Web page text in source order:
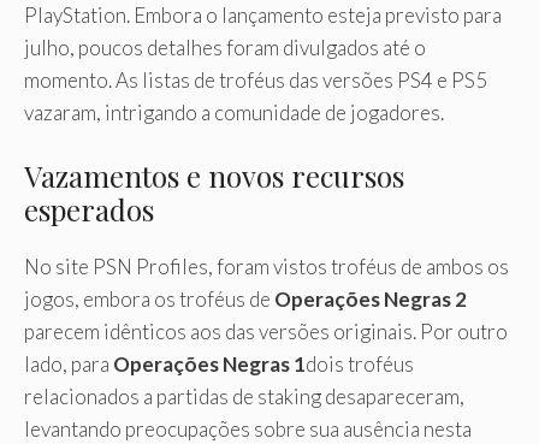
PlayStation. Embora o lançamento esteja previsto para
julho, poucos detalhes foram divulgados até o
momento. As listas de troféus das versões PS4 e PS5
vazaram, intrigando a comunidade de jogadores.
Vazamentos e novos recursos
esperados
No site PSN Profiles, foram vistos troféus de ambos os
jogos, embora os troféus de Operações Negras 2
parecem idênticos aos das versões originais. Por outro
lado, para Operações Negras 1dois troféus
relacionados a partidas de staking desapareceram,
levantando preocupações sobre sua ausência nesta